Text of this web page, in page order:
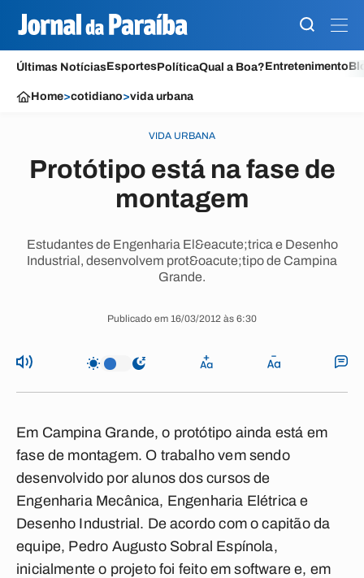
Últimas NotíciasEsportesPolíticaQual a Boa?Entretenimento
Home>cotidiano>vida urbana
VIDA URBANA
Protótipo está na fase de
montagem
Estudantes de Engenharia El&eacute;trica e Desenho
Industrial, desenvolvem prot&oacute;tipo de Campina
Grande.
Publicado em 16/03/2012 às 6:30
Em Campina Grande, o protótipo ainda está em
fase de montagem. O trabalho vem sendo
desenvolvido por alunos dos cursos de
Engenharia Mecânica, Engenharia Elétrica e
Desenho Industrial. De acordo com o capitão da
equipe, Pedro Augusto Sobral Espínola,
inicialmente o projeto foi feito em software e, em